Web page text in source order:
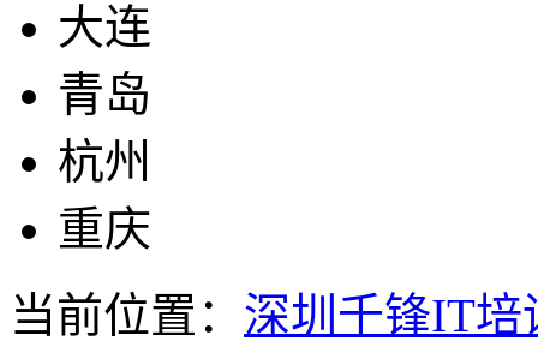
大连
青岛
杭州
重庆
当前位置： 深圳千锋IT培